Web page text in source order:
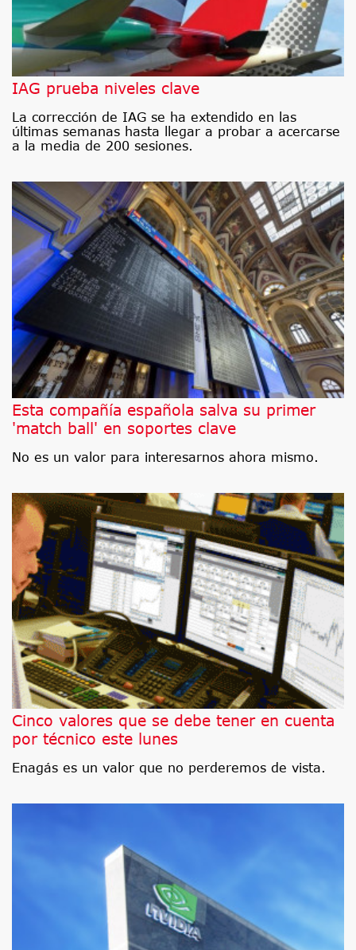
IAG prueba niveles clave
La corrección de IAG se ha extendido en las
últimas semanas hasta llegar a probar a acercarse
a la media de 200 sesiones.
Esta compañía española salva su primer
'match ball' en soportes clave
No es un valor para interesarnos ahora mismo.
Cinco valores que se debe tener en cuenta
por técnico este lunes
Enagás es un valor que no perderemos de vista.